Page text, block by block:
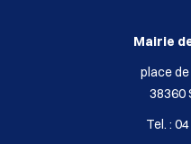
Mairie
place
38360
Tel. :